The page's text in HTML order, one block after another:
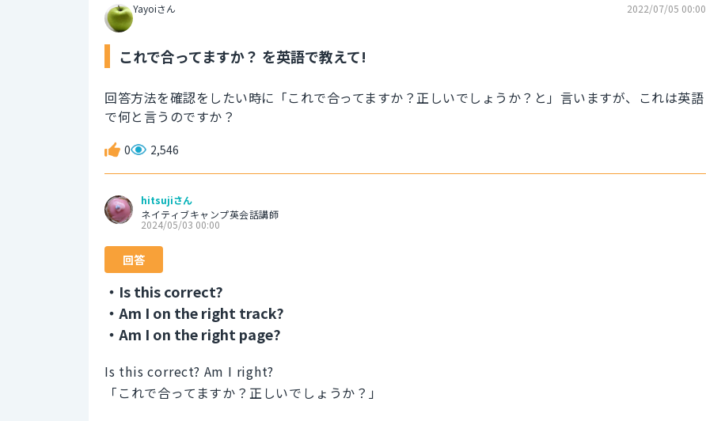
Yayoiさん 2022/07/05 00:00
これで合ってますか？ を英語で教えて!
回答方法を確認をしたい時に「これで合ってますか？正しいでしょうか？と」言いますが、これは英語
で何と言うのですか？
0 2,546
hitsujiさん
ネイティブキャンプ英会話講師
2024/05/03 00:00
回答
・Is this correct?
・Am I on the right track?
・Am I on the right page?
Is this correct? Am I right?
「これで合ってますか？正しいでしょうか？」